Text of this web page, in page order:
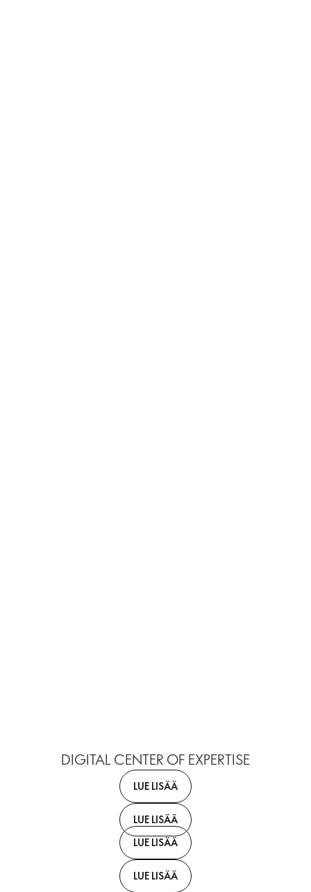
DIGITAL CENTER OF EXPERTISE
LUE LISÄÄ
LUE LISÄÄ
LUE LISÄÄ
LUE LISÄÄ